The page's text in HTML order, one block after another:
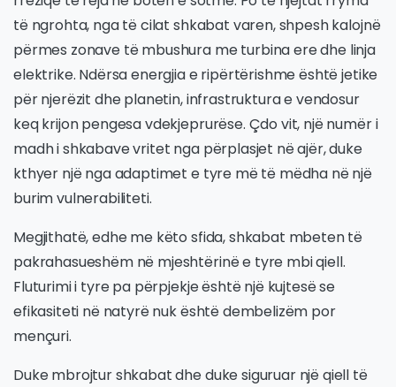
të ngrohta, nga të cilat shkabat varen, shpesh kalojnë
përmes zonave të mbushura me turbina ere dhe linja
elektrike. Ndërsa energjia e ripërtërishme është jetike
për njerëzit dhe planetin, infrastruktura e vendosur
keq krijon pengesa vdekjeprurëse. Çdo vit, një numër i
madh i shkabave vritet nga përplasjet në ajër, duke
kthyer një nga adaptimet e tyre më të mëdha në një
burim vulnerabiliteti.
Megjithatë, edhe me këto sfida, shkabat mbeten të
pakrahasueshëm në mjeshtërinë e tyre mbi qiell.
Fluturimi i tyre pa përpjekje është një kujtesë se
efikasiteti në natyrë nuk është dembelizëm por
mençuri.
Duke mbrojtur shkabat dhe duke siguruar një qiell të